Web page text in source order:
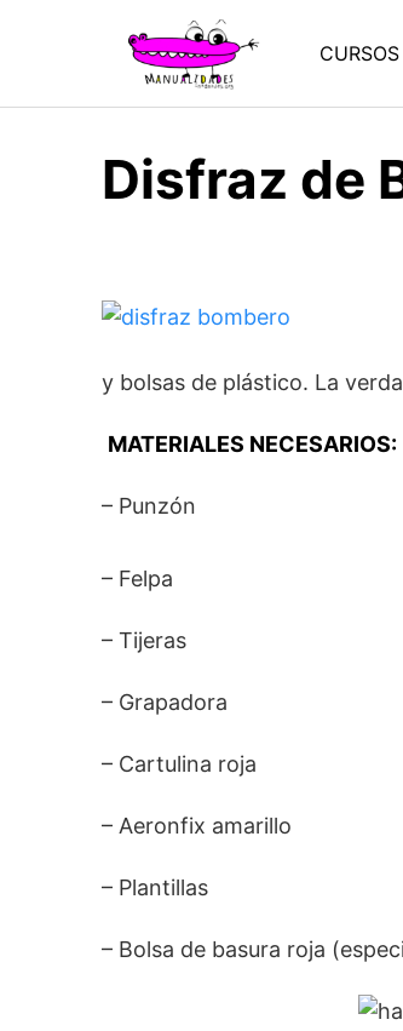
Disfraz de
y bolsas de plástico. La
MATERIALES NECESARIOS:
– Punzón
– Felpa
– Tijeras
– Grapadora
– Cartulina roja
– Aeronfix amarillo
– Plantillas
– Bolsa de basura roja